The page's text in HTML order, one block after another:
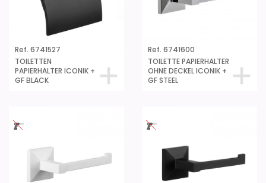
Ref. 6741527
TOILETTEN
PAPIERHALTER ICONIK +
GF BLACK
Ref. 6741600
TOILETTE PAPIERHALTER
OHNE DECKEL ICONIK +
GF STEEL